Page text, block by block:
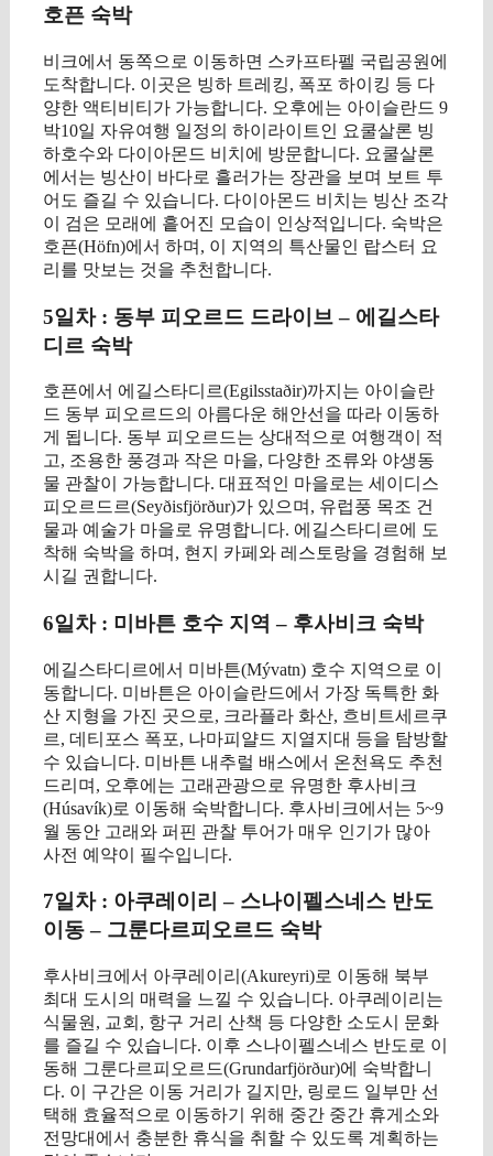
호픈 숙박
비크에서 동쪽으로 이동하면 스카프타펠 국립공원에
도착합니다. 이곳은 빙하 트레킹, 폭포 하이킹 등 다
양한 액티비티가 가능합니다. 오후에는 아이슬란드 9
박10일 자유여행 일정의 하이라이트인 요쿨살론 빙
하호수와 다이아몬드 비치에 방문합니다. 요쿨살론
에서는 빙산이 바다로 흘러가는 장관을 보며 보트 투
어도 즐길 수 있습니다. 다이아몬드 비치는 빙산 조각
이 검은 모래에 흩어진 모습이 인상적입니다. 숙박은
호픈(Höfn)에서 하며, 이 지역의 특산물인 랍스터 요
리를 맛보는 것을 추천합니다.
5일차 : 동부 피오르드 드라이브 – 에길스타
디르 숙박
호픈에서 에길스타디르(Egilsstaðir)까지는 아이슬란
드 동부 피오르드의 아름다운 해안선을 따라 이동하
게 됩니다. 동부 피오르드는 상대적으로 여행객이 적
고, 조용한 풍경과 작은 마을, 다양한 조류와 야생동
물 관찰이 가능합니다. 대표적인 마을로는 세이디스
피오르드르(Seyðisfjörður)가 있으며, 유럽풍 목조 건
물과 예술가 마을로 유명합니다. 에길스타디르에 도
착해 숙박을 하며, 현지 카페와 레스토랑을 경험해 보
시길 권합니다.
6일차 : 미바튼 호수 지역 – 후사비크 숙박
에길스타디르에서 미바튼(Mývatn) 호수 지역으로 이
동합니다. 미바튼은 아이슬란드에서 가장 독특한 화
산 지형을 가진 곳으로, 크라플라 화산, 흐비트세르쿠
르, 데티포스 폭포, 나마피얄드 지열지대 등을 탐방할
수 있습니다. 미바튼 내추럴 배스에서 온천욕도 추천
드리며, 오후에는 고래관광으로 유명한 후사비크
(Húsavík)로 이동해 숙박합니다. 후사비크에서는 5~9
월 동안 고래와 퍼핀 관찰 투어가 매우 인기가 많아
사전 예약이 필수입니다.
7일차 : 아쿠레이리 – 스나이펠스네스 반도
이동 – 그룬다르피오르드 숙박
후사비크에서 아쿠레이리(Akureyri)로 이동해 북부
최대 도시의 매력을 느낄 수 있습니다. 아쿠레이리는
식물원, 교회, 항구 거리 산책 등 다양한 소도시 문화
를 즐길 수 있습니다. 이후 스나이펠스네스 반도로 이
동해 그룬다르피오르드(Grundarfjörður)에 숙박합니
다. 이 구간은 이동 거리가 길지만, 링로드 일부만 선
택해 효율적으로 이동하기 위해 중간 중간 휴게소와
전망대에서 충분한 휴식을 취할 수 있도록 계획하는